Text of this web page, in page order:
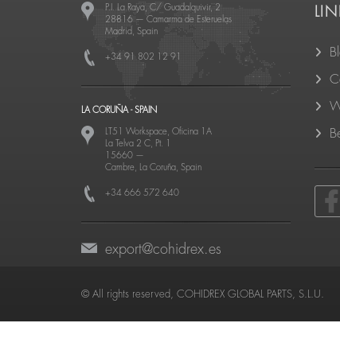
P.I. La Raya, C/ Guadalquivir, 2
28816 — Camarma de Esteruelas
Madrid, Spain
+34 91 802 12 91
LA CORUÑA - SPAIN
LT51 Workspace, Oficina 1A
La Telva 2 C, Pt. 1
15660 —
Cambre, La Coruña, Spain
+34 666 572 640
export@cohidrex.es
© All rights reserved, COHIDREX GLOBAL PARTS, S.L.U.